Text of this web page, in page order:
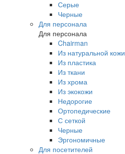
Серые
Черные
Для персонала
Для персонала
Chairman
Из натуральной кожи
Из пластика
Из ткани
Из хрома
Из экокожи
Недорогие
Ортопедические
С сеткой
Черные
Эргономичные
Для посетителей